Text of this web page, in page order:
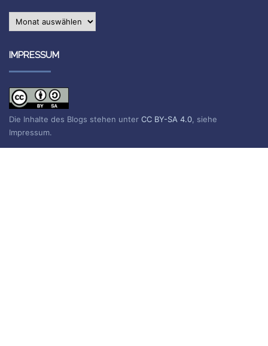
Archiv
IMPRESSUM
Die Inhalte des Blogs stehen unter CC BY-SA 4.0 , siehe
Impressum.